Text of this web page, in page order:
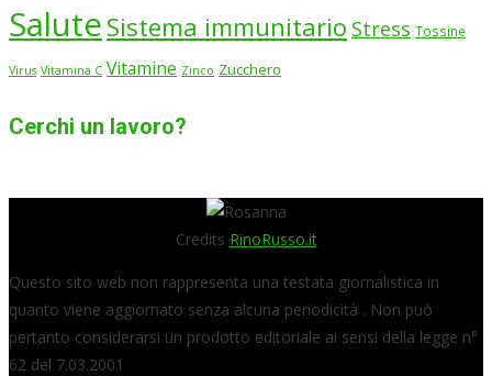
Salute Sistema immunitario Stress Tossine
Virus Vitamina C Vitamine Zinco Zucchero
Cerchi un lavoro?
Credits RinoRusso.it
Questo sito web non rappresenta una testata giornalistica in
quanto viene aggiornato senza alcuna periodicità . Non può
pertanto considerarsi un prodotto editoriale ai sensi della legge n°
62 del 7.03.2001